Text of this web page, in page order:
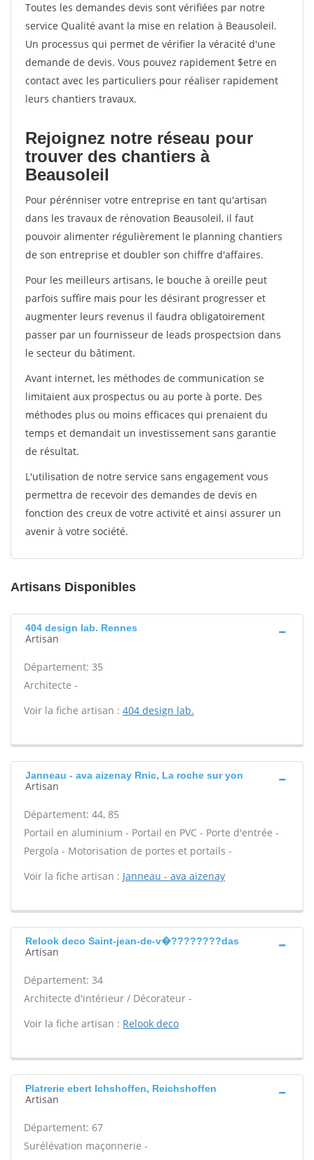
Toutes les demandes devis sont vérifiées par notre
service Qualité avant la mise en relation à Beausoleil.
Un processus qui permet de vérifier la véracité d'une
demande de devis. Vous pouvez rapidement $etre en
contact avec les particuliers pour réaliser rapidement
leurs chantiers travaux.
Rejoignez notre réseau pour
trouver des chantiers à
Beausoleil
Pour pérénniser votre entreprise en tant qu'artisan
dans les travaux de rénovation Beausoleil, il faut
pouvoir alimenter régulièrement le planning chantiers
de son entreprise et doubler son chiffre d'affaires.
Pour les meilleurs artisans, le bouche à oreille peut
parfois suffire mais pour les désirant progresser et
augmenter leurs revenus il faudra obligatoirement
passer par un fournisseur de leads prospectsion dans
le secteur du bâtiment.
Avant internet, les méthodes de communication se
limitaient aux prospectus ou au porte à porte. Des
méthodes plus ou moins efficaces qui prenaient du
temps et demandait un investissement sans garantie
de résultat.
L'utilisation de notre service sans engagement vous
permettra de recevoir des demandes de devis en
fonction des creux de votre activité et ainsi assurer un
avenir à votre société.
Artisans Disponibles
404 design lab. Rennes
Artisan
Département: 35
Architecte -
Voir la fiche artisan : 404 design lab.
Janneau - ava aizenay Rnic, La roche sur yon
Artisan
Département: 44, 85
Portail en aluminium - Portail en PVC - Porte d'entrée -
Pergola - Motorisation de portes et portails -
Voir la fiche artisan : Janneau - ava aizenay
Relook deco Saint-jean-de-v�????????das
Artisan
Département: 34
Architecte d'intérieur / Décorateur -
Voir la fiche artisan : Relook deco
Platrerie ebert Ichshoffen, Reichshoffen
Artisan
Département: 67
Surélévation maçonnerie -